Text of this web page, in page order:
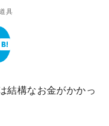
具
結構なお金がかかっ